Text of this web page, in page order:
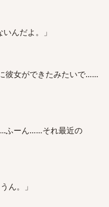
んだよ。」
彼女ができたみたいで……
ふーん……それ最近の
ん。」